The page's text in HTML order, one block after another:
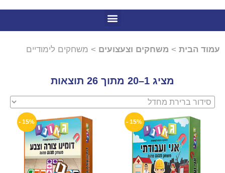
עמוד הבית > משחקים וצעצועים > משחקים לימודיים
מציג 1–20 מתוך 26 תוצאות
15% -
15% -